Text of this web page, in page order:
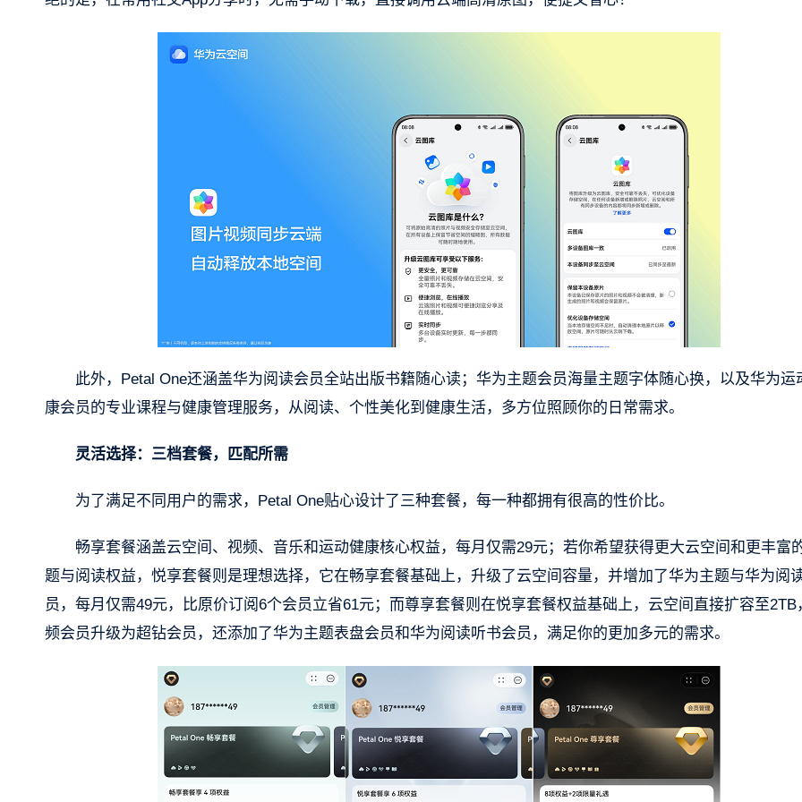
此外，Petal One还涵盖华为阅读会员全站出版书籍随心读；华为主题会员海量主题字体随心换，以及华为运
康会员的专业课程与健康管理服务，从阅读、个性美化到健康生活，多方位照顾你的日常需求。
灵活选择：三档套餐，匹配所需
为了满足不同用户的需求，Petal One贴心设计了三种套餐，每一种都拥有很高的性价比。
畅享套餐涵盖云空间、视频、音乐和运动健康核心权益，每月仅需29元；若你希望获得更大云空间和更丰富
题与阅读权益，悦享套餐则是理想选择，它在畅享套餐基础上，升级了云空间容量，并增加了华为主题与华为阅
员，每月仅需49元，比原价订阅6个会员立省61元；而尊享套餐则在悦享套餐权益基础上，云空间直接扩容至2TB
频会员升级为超钻会员，还添加了华为主题表盘会员和华为阅读听书会员，满足你的更加多元的需求。